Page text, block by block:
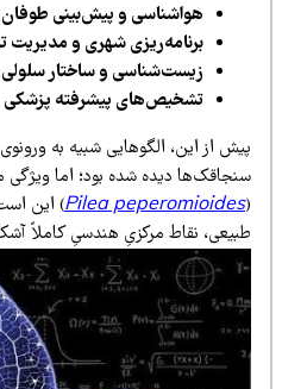
هواشناسی و پیش‌بینی طوفان‌ها
برنامه‌ریزی شهری و مدیریت
زیست‌شناسی و ساختار سلولی
تشخیص‌های پیشرفته پزشکی
از این، الگوهایی شبیه به ورونوی در
دیده شده بود؛ اما ویژگی
Pilea peperomioides) این است که
نقاط مرکزیِ هندسیِ کاملاً آشکار و